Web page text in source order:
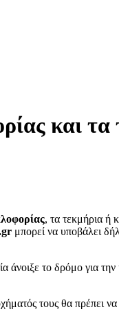
και τα
, τα τεκμήρια ή
μπορεί να υποβάλει
το δρόμο για
τους θα πρέπει